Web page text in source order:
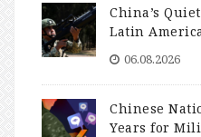
China’s
Latin
06.08.2026
Chinese
Years for